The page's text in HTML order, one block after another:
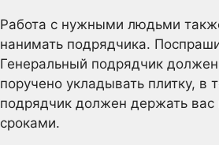
Работа с нужными людьми
нанимать подрядчика.
Генеральный подрядчик
поручено укладывать плитку,
подрядчик должен держать вас
сроками.